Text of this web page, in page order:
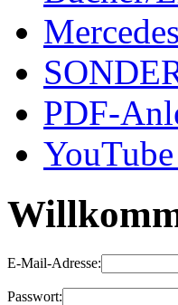
PDF-
E-Mail-Adresse:
Passwort: